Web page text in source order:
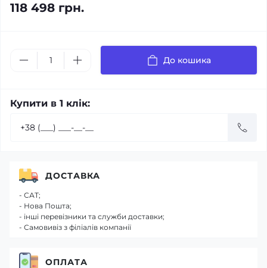
118 498 грн.
До кошика
Купити в 1 клік:
ДОСТАВКА
- САТ;
- Нова Пошта;
- інші перевізники та служби доставки;
- Самовивіз з філіалів компанії
ОПЛАТА